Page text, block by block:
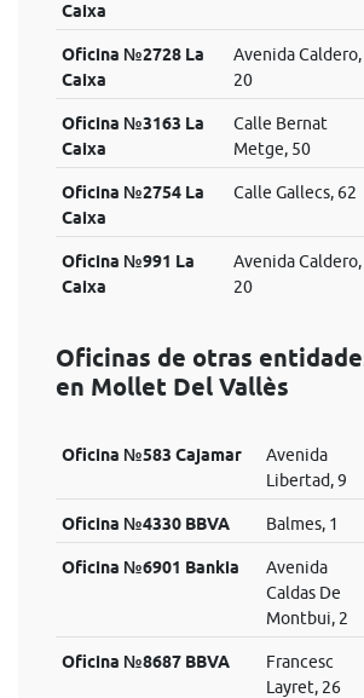
Caixa
Oficina №2728 La
Caixa
Avenida Caldero,
20
Oficina №3163 La
Caixa
Calle Bernat
Metge, 50
Oficina №2754 La
Caixa
Calle Gallecs, 62
Oficina №991 La
Caixa
Avenida Caldero,
20
Oficinas de otras
en Mollet Del Vallès
Oficina №583 Cajamar
Avenida
Libertad, 9
Oficina №4330 BBVA Balmes, 1
Oficina №6901 Bankia
Avenida
Caldas De
Montbui, 2
Oficina №8687 BBVA
Francesc
Layret, 26